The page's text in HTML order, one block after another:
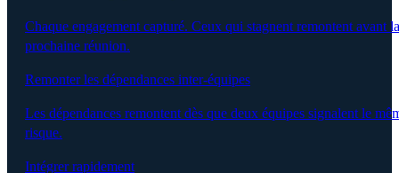
Chaque engagement capturé. Ceux qui stagnent remontent avant la
prochaine réunion.
Remonter les dépendances inter-équipes
Les dépendances remontent dès que deux équipes signalent le
risque.
Intégrer rapidement